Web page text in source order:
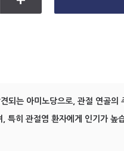
되는 아미노당으로, 관절 연골
특히 관절염 환자에게 인기가 높